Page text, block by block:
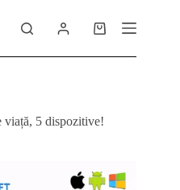
Shopping
5 dispozitive!